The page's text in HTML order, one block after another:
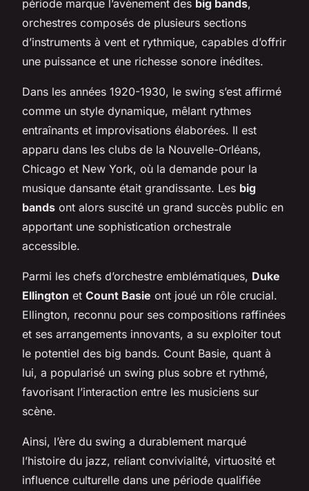
période marque l’avènement des big bands,
orchestres composés de plusieurs sections
d’instruments à vent et rythmique, capables d’offrir
une puissance et une richesse sonore inédites.
Dans les années 1920-1930, le swing s’est affirmé
comme un style dynamique, mêlant rythmes
entraînants et improvisations élaborées. Il est
apparu dans les clubs de la Nouvelle-Orléans,
Chicago et New York, où la demande pour la
musique dansante était grandissante. Les big
bands ont alors suscité un grand succès public en
apportant une sophistication orchestrale
accessible.
Parmi les chefs d’orchestre emblématiques, Duke
Ellington et Count Basie ont joué un rôle crucial.
Ellington, reconnu pour ses compositions raffinées
et ses arrangements innovants, a su exploiter tout
le potentiel des big bands. Count Basie, quant à
lui, a popularisé un swing plus sobre et rythmé,
favorisant l’interaction entre les musiciens sur
scène.
Ainsi, l’ère du swing a durablement marqué
l’histoire du jazz, reliant convivialité, virtuosité et
influence culturelle dans une période qualifiée